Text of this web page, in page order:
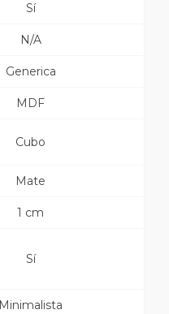
Sí
N/A
Generica
MDF
Cubo
Mate
1 cm
Sí
Minimalista